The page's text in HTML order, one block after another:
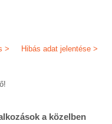
Hibás adat jelentése >
>
a közelben